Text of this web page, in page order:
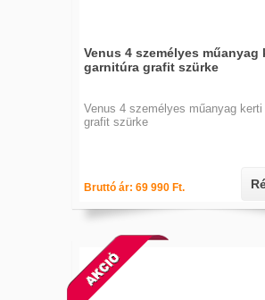
Venus 4 személyes műanyag
garnitúra grafit szürke
Venus 4 személyes műanyag kerti
grafit szürke
Bruttó ár: 69 990 Ft.